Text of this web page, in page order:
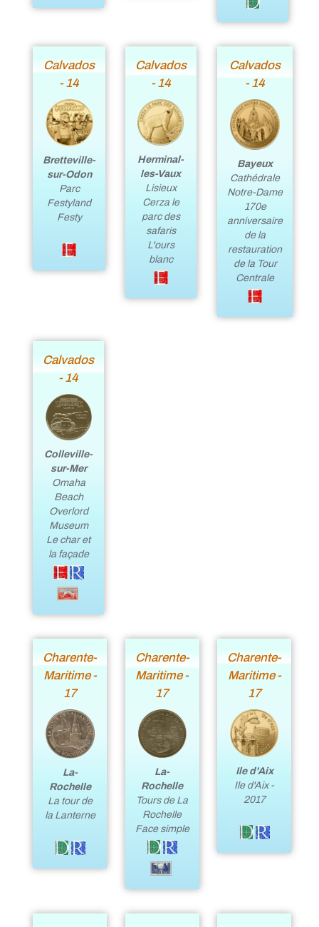
Calvados
- 14
Bretteville-
sur-Odon
Parc
Festyland
Festy
Calvados
- 14
Herminal-
les-Vaux
Lisieux
Cerza le
parc des
safaris
L'ours
blanc
Calvados
- 14
Bayeux
Cathédrale
Notre-Dame
170e
anniversaire
de la
restauration
de la Tour
Centrale
Calvados
- 14
Colleville-
sur-Mer
Omaha
Beach
Overlord
Museum
Le char et
la façade
Charente-
Maritime -
17
La-
Rochelle
La tour de
la Lanterne
Charente-
Maritime -
17
La-
Rochelle
Tours de La
Rochelle
Face simple
Charente-
Maritime -
17
Ile d'Aix
Ile d'Aix -
2017